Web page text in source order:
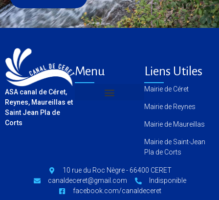
Gérer le consentement aux
fait de ne pas consentir peut avoir un effet négatif sur certaines
caractéristiques et fonctions.
ASA canal de Céret,
Reynes, Maureillas et
Saint Jean Pla de
Corts
Menu Liens Utiles
Mairie de Céret
Mairie de Reynes
Mairie de Maureillas
Mairie de Saint-Jean
Pla de Corts
10 rue du Roc Nègre - 66400 CERET
moc.liamg@terecedlanac
Indisponible
facebook.com/canaldeceret